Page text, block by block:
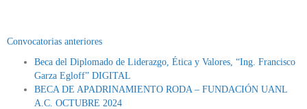
Convocatorias anteriores
Beca del Diplomado de Liderazgo, Ética y Valores, “Ing. Francisco
Garza Egloff” DIGITAL
BECA DE APADRINAMIENTO RODA – FUNDACIÓN UANL
A.C. OCTUBRE 2024